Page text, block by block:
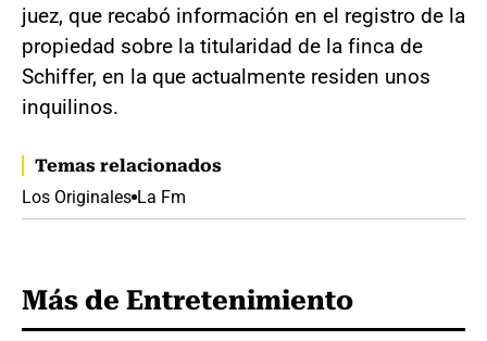
juez, que recabó información en el registro de la
propiedad sobre la titularidad de la finca de
Schiffer, en la que actualmente residen unos
inquilinos.
Temas relacionados
Los Originales La Fm
Más de Entretenimiento